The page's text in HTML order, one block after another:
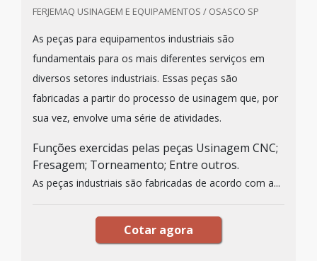
FERJEMAQ USINAGEM E EQUIPAMENTOS / OSASCO SP
As peças para equipamentos industriais são
fundamentais para os mais diferentes serviços em
diversos setores industriais. Essas peças são
fabricadas a partir do processo de usinagem que, por
sua vez, envolve uma série de atividades.
Funções exercidas pelas peças Usinagem CNC;
Fresagem; Torneamento; Entre outros.
As peças industriais são fabricadas de acordo com a...
Cotar agora